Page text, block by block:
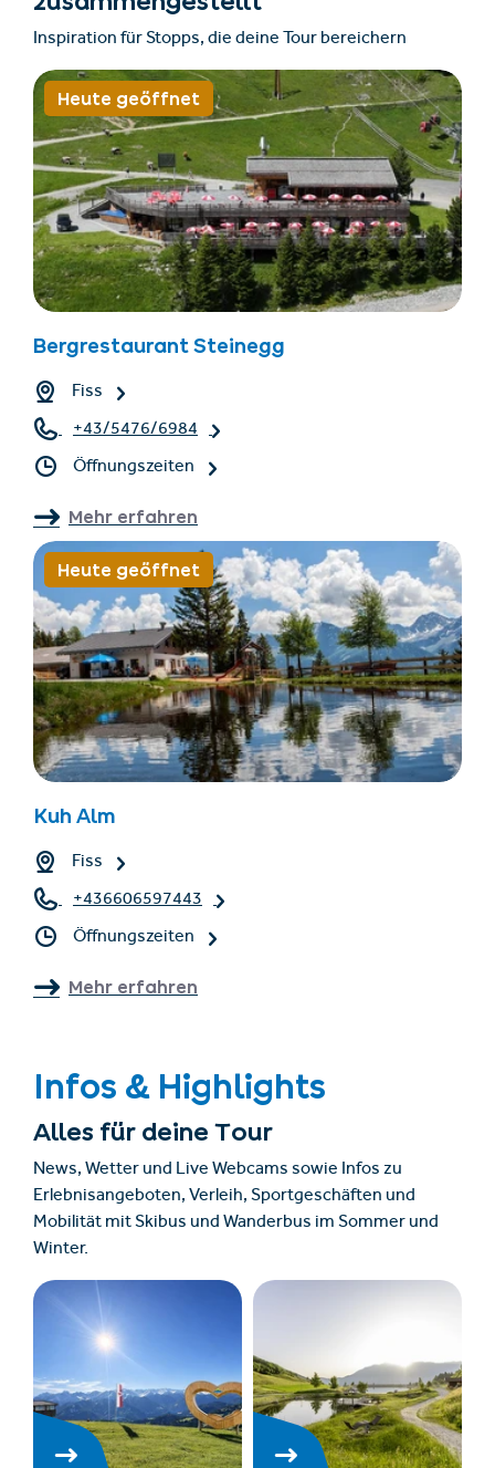
Inspiration für Stopps, die deine Tour bereichern
Heute geöffnet
Bergrestaurant Steinegg
Fiss
+43/5476/6984
Öffnungszeiten
Mehr erfahren
Heute geöffnet
Kuh Alm
Fiss
+436606597443
Öffnungszeiten
Mehr erfahren
Infos & Highlights
Alles für deine Tour
News, Wetter und Live Webcams sowie Infos zu
Erlebnisangeboten, Verleih, Sportgeschäften und
Mobilität mit Skibus und Wanderbus im Sommer und
Winter.